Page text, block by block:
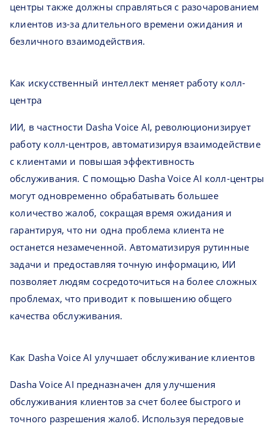
центры также должны справляться с разочарованием
клиентов из-за длительного времени ожидания и
безличного взаимодействия.
Как искусственный интеллект меняет работу колл-
центра
ИИ, в частности Dasha Voice AI, революционизирует
работу колл-центров, автоматизируя взаимодействие
с клиентами и повышая эффективность
обслуживания. С помощью Dasha Voice AI колл-центры
могут одновременно обрабатывать большее
количество жалоб, сокращая время ожидания и
гарантируя, что ни одна проблема клиента не
останется незамеченной. Автоматизируя рутинные
задачи и предоставляя точную информацию, ИИ
позволяет людям сосредоточиться на более сложных
проблемах, что приводит к повышению общего
качества обслуживания.
Как Dasha Voice AI улучшает обслуживание клиентов
Dasha Voice AI предназначен для улучшения
обслуживания клиентов за счет более быстрого и
точного разрешения жалоб. Используя передовые